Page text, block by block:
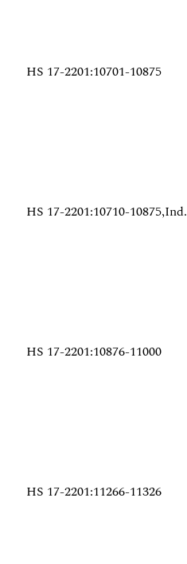
HS 17-2201:10701-10875
HS 17-2201:10710-10875,Ind.
HS 17-2201:10876-11000
HS 17-2201:11266-11326